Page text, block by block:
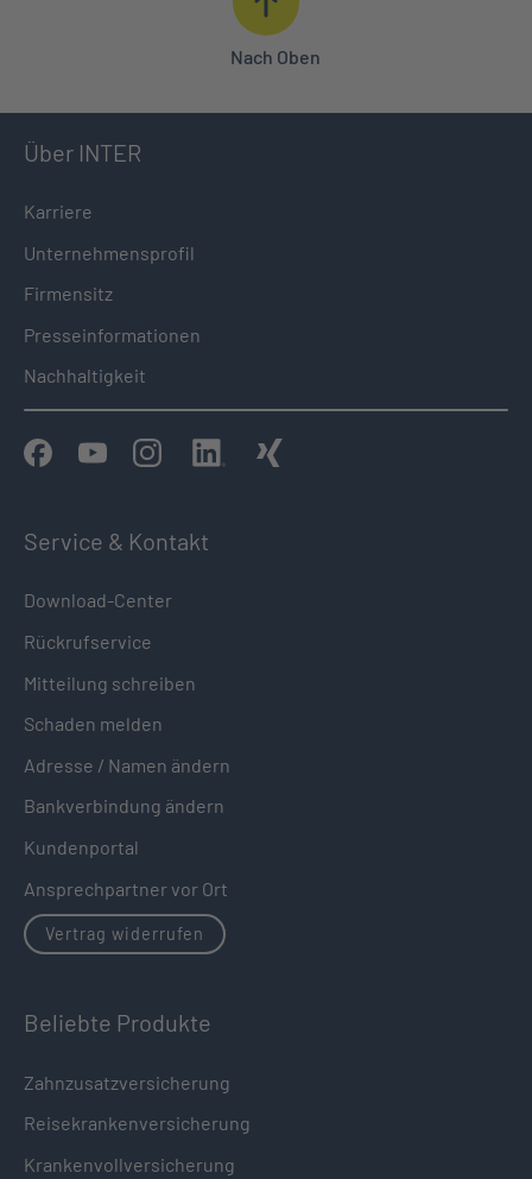
Nach Oben
Über INTER
Karriere
Unternehmensprofil
Firmensitz
Presseinformationen
Nachhaltigkeit
Service & Kontakt
Download-Center
Rückrufservice
Mitteilung schreiben
Schaden melden
Adresse / Namen ändern
Bankverbindung ändern
Kundenportal
Ansprechpartner vor Ort
Vertrag widerrufen
Beliebte Produkte
Zahnzusatzversicherung
Reisekrankenversicherung
Krankenvollversicherung